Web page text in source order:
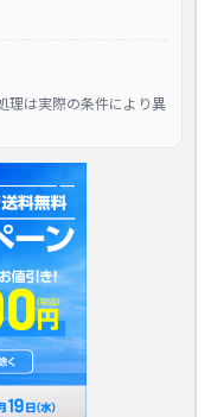
理は実際の条件により異